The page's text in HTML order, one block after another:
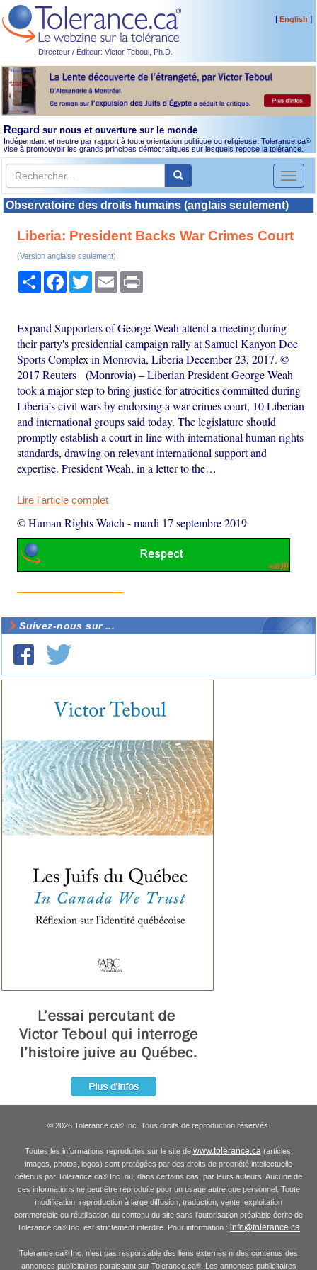
Directeur / Éditeur: Victor Teboul, Ph.D.
[English ]
Regard sur nous et ouverture sur le monde
Indépendant et neutre par rapport à toute orientation politique ou religieuse, Tolerance.ca®
vise à promouvoir les grands principes démocratiques sur lesquels repose la tolérance.
Toggle
Observatoire des droits humains (anglais seulement)
Liberia: President Backs War Crimes Court
(Version anglaise seulement)
PartagerFacebook
TwitterEmail
Expand Supporters of George Weah attend a meeting during
their party's presidential campaign rally at Samuel Kanyon Doe
Sports Complex in Monrovia, Liberia December 23, 2017. ©
2017 Reuters (Monrovia) – Liberian President George Weah
took a major step to bring justice for atrocities committed during
Liberia’s civil wars by endorsing a war crimes court, 10 Liberian
and international groups said today. The legislature should
promptly establish a court in line with international human rights
standards, drawing on relevant international support and
expertise. President Weah, in a letter to the…
Lire l'article complet
© Human Rights Watch -mardi 17 septembre 2019
Suivez-nous sur ...
© 2026 Tolerance.ca®Inc. Tous droits de reproduction réservés.
Toutes les informations reproduites sur le site de www.tolerance.ca (articles,
images, photos, logos) sont protégées par des droits de propriété intellectuelle
détenus par Tolerance.ca® Inc. ou, dans certains cas, par leurs auteurs. Aucune de
ces informations ne peut être reproduite pour un usage autre que personnel. Toute
modification, reproduction à large diffusion, traduction, vente, exploitation
commerciale ou réutilisation du contenu du site sans l'autorisation préalable écrite de
Tolerance.ca® Inc. est strictement interdite. Pour information : info@tolerance.ca
Tolerance.ca® Inc. n'est pas responsable des liens externes ni des contenus des
annonces publicitaires paraissant sur Tolerance.ca®. Les annonces publicitaires